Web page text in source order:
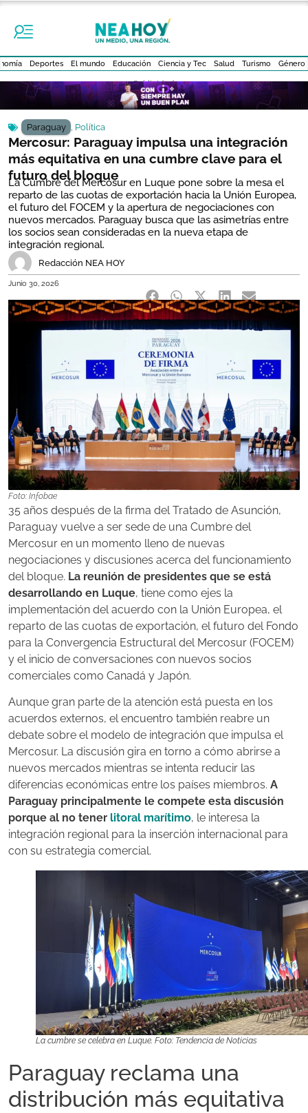
Deportes El mundo Educación Ciencia y Tec Salud Turismo Género
- Publicidad -
Paraguay , Política
Mercosur: Paraguay impulsa una integración
más equitativa en una cumbre clave para el
futuro del bloque
La Cumbre del Mercosur en Luque pone sobre la mesa el
reparto de las cuotas de exportación hacia la Unión Europea,
el futuro del FOCEM y la apertura de negociaciones con
nuevos mercados. Paraguay busca que las asimetrías entre
los socios sean consideradas en la nueva etapa de
integración regional.
Redacción NEA HOY
Junio 30, 2026
Foto: Infobae
35 años después de la firma del Tratado de Asunción,
Paraguay vuelve a ser sede de una Cumbre del
Mercosur en un momento lleno de nuevas
negociaciones y discusiones acerca del funcionamiento
del bloque. La reunión de presidentes que se está
desarrollando en Luque, tiene como ejes la
implementación del acuerdo con la Unión Europea, el
reparto de las cuotas de exportación, el futuro del Fondo
para la Convergencia Estructural del Mercosur (FOCEM)
y el inicio de conversaciones con nuevos socios
comerciales como Canadá y Japón.
Aunque gran parte de la atención está puesta en los
acuerdos externos, el encuentro también reabre un
debate sobre el modelo de integración que impulsa el
Mercosur. La discusión gira en torno a cómo abrirse a
nuevos mercados mientras se intenta reducir las
diferencias económicas entre los países miembros. A
Paraguay principalmente le compete esta discusión
porque al no tener litoral marítimo, le interesa la
integración regional para la inserción internacional para
con su estrategia comercial.
La cumbre se celebra en Luque. Foto: Tendencia de Noticias
Paraguay reclama una
distribución más equitativa